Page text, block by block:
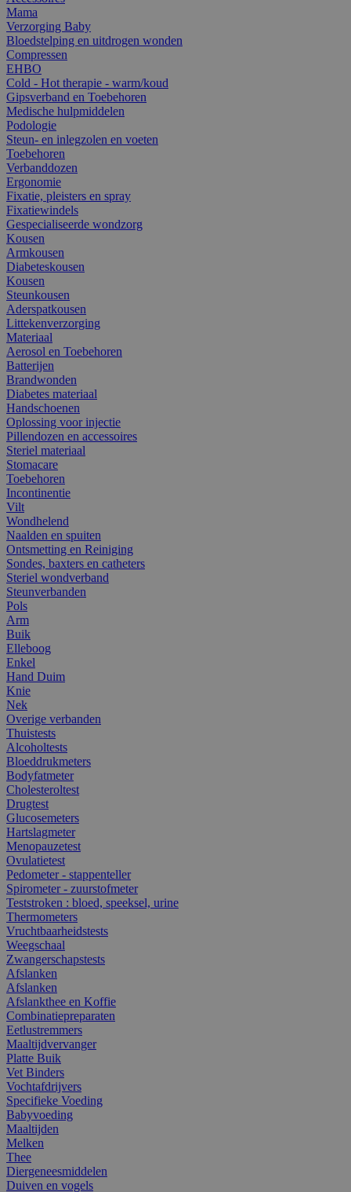
Mama
Verzorging Baby
Bloedstelping en uitdrogen wonden
Compressen
EHBO
Cold - Hot therapie - warm/koud
Gipsverband en Toebehoren
Medische hulpmiddelen
Podologie
Steun- en inlegzolen en voeten
Toebehoren
Verbanddozen
Ergonomie
Fixatie, pleisters en spray
Fixatiewindels
Gespecialiseerde wondzorg
Kousen
Armkousen
Diabeteskousen
Kousen
Steunkousen
Aderspatkousen
Littekenverzorging
Materiaal
Aerosol en Toebehoren
Batterijen
Brandwonden
Diabetes materiaal
Handschoenen
Oplossing voor injectie
Pillendozen en accessoires
Steriel materiaal
Stomacare
Toebehoren
Incontinentie
Vilt
Wondhelend
Naalden en spuiten
Ontsmetting en Reiniging
Sondes, baxters en catheters
Steriel wondverband
Steunverbanden
Pols
Arm
Buik
Elleboog
Enkel
Hand Duim
Knie
Nek
Overige verbanden
Thuistests
Alcoholtests
Bloeddrukmeters
Bodyfatmeter
Cholesteroltest
Drugtest
Glucosemeters
Hartslagmeter
Menopauzetest
Ovulatietest
Pedometer - stappenteller
Spirometer - zuurstofmeter
Teststroken : bloed, speeksel, urine
Thermometers
Vruchtbaarheidstests
Weegschaal
Zwangerschapstests
Afslanken
Afslanken
Afslankthee en Koffie
Combinatiepreparaten
Eetlustremmers
Maaltijdvervanger
Platte Buik
Vet Binders
Vochtafdrijvers
Specifieke Voeding
Babyvoeding
Maaltijden
Melken
Thee
Diergeneesmiddelen
Duiven en vogels